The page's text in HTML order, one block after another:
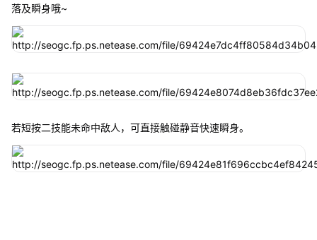
落及瞬身哦~
若短按二技能未命中敌人，可直接触碰静音快速瞬身。